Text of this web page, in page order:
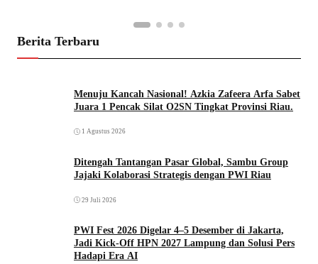
Berita Terbaru
Menuju Kancah Nasional! Azkia Zafeera Arfa Sabet
Juara 1 Pencak Silat O2SN Tingkat Provinsi Riau.
1 Agustus 2026
Ditengah Tantangan Pasar Global, Sambu Group
Jajaki Kolaborasi Strategis dengan PWI Riau
29 Juli 2026
PWI Fest 2026 Digelar 4–5 Desember di Jakarta,
Jadi Kick-Off HPN 2027 Lampung dan Solusi Pers
Hadapi Era AI